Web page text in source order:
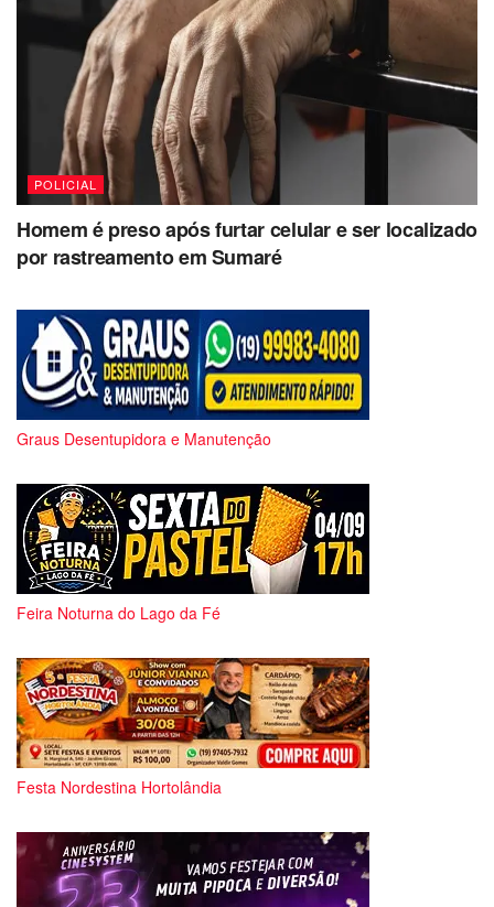
POLICIAL
Homem é preso após furtar celular e ser localizado
por rastreamento em Sumaré
Graus Desentupidora e Manutenção
Feira Noturna do Lago da Fé
Festa Nordestina Hortolândia